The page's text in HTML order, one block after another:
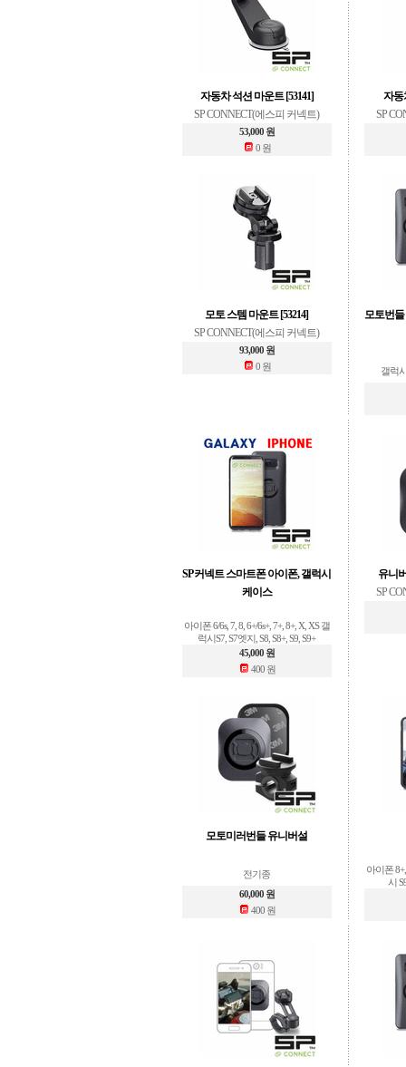
자동차 석션 마운트 [53141]
SP CONNECT(에스피 커넥트)
53,000 원
0 원
자동
SP
모토 스템 마운트 [53214]
SP CONNECT(에스피 커넥트)
93,000 원
0 원
모토번들
갤럭
SP 커넥트 스마트폰 아이폰, 갤럭시
케이스
아이폰 6/6s, 7, 8, 6+/6s+, 7+, 8+, X, XS 갤
럭시S7, S7엣지, S8, S8+, S9, S9+
45,000 원
400 원
유니
SP
모토미러번들 유니버설
전기종
60,000 원
400 원
아이폰
시